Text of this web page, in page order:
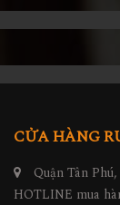
CỬA HÀNG
Quận Tân
HOTLINE mua